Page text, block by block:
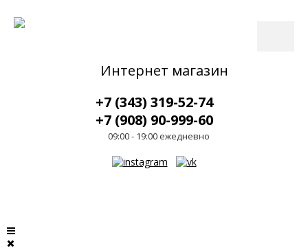
Интернет магазин
+7 (343) 319-52-74
+7 (908) 90-999-60
09:00 - 19:00 ежедневно